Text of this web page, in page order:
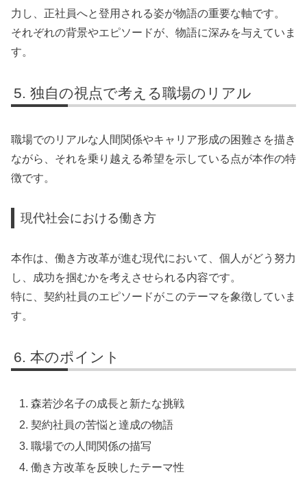
力し、正社員へと登用される姿が物語の重要な軸です。
それぞれの背景やエピソードが、物語に深みを与えていま
す。
独自の視点で考える職場のリアル
職場でのリアルな人間関係やキャリア形成の困難さを描き
ながら、それを乗り越える希望を示している点が本作の特
徴です。
現代社会における働き方
本作は、働き方改革が進む現代において、個人がどう努力
し、成功を掴むかを考えさせられる内容です。
特に、契約社員のエピソードがこのテーマを象徴していま
す。
本のポイント
森若沙名子の成長と新たな挑戦
契約社員の苦悩と達成の物語
職場での人間関係の描写
働き方改革を反映したテーマ性